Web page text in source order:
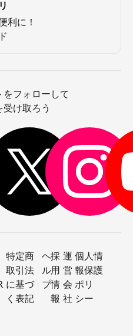
利に！
フォローして
け取ろう
特定商
取引法
に基づ
く表記
ヘ
ル
プ
採
用
情
報
運
営
会
社
個人情
報保護
ポリ
シー